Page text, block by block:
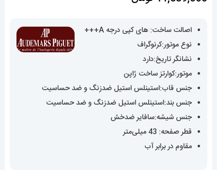
اصالت ساخت: های کپی درجه A+++
نوع موتور:کرنوگراف
نشانگر تاریخ:دارد
موتور:کوارتز ساخت ژاپن
جنس قاب:استینلس استیل ضدزنگ و ضد حساسیت
جنس بند:استینلس استیل ضدزنگ و ضد حساسیت
جنس شیشه:سافایر ضدخش
قطر صفحه: 43 میلی‌متر
مقاوم در برابر آب